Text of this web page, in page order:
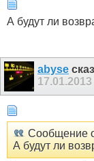
А будут ли
abyse
17.01.2013
Сообщение
А будут ли